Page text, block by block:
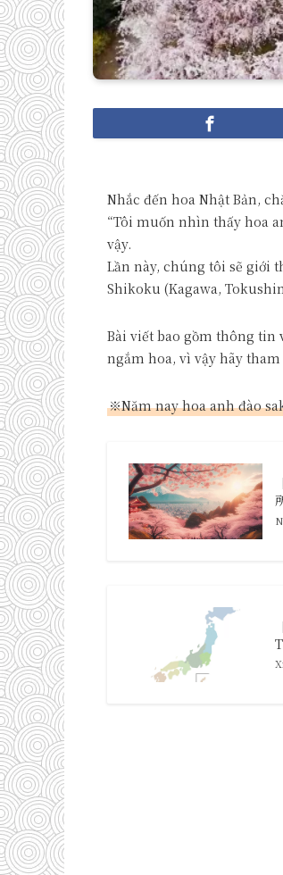
Nhắc đến hoa Nhật Bản,
“Tôi muốn nhìn thấy hoa
vậy.
Lần này, chúng tôi sẽ giới
Shikoku (Kagawa,
Bài viết bao gồm thông tin
ngắm hoa, vì vậy hãy
※Năm nay hoa anh đào